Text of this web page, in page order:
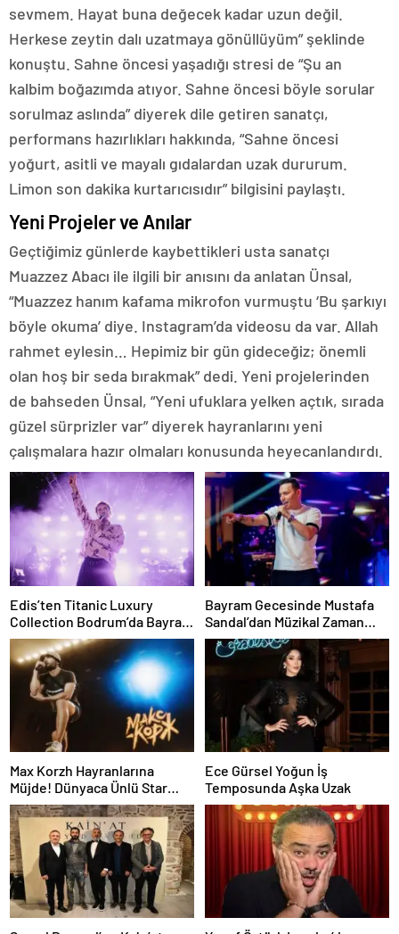
sevmem. Hayat buna değecek kadar uzun değil.
Herkese zeytin dalı uzatmaya gönüllüyüm” şeklinde
konuştu. Sahne öncesi yaşadığı stresi de “Şu an
kalbim boğazımda atıyor. Sahne öncesi böyle sorular
sorulmaz aslında” diyerek dile getiren sanatçı,
performans hazırlıkları hakkında, “Sahne öncesi
yoğurt, asitli ve mayalı gıdalardan uzak dururum.
Limon son dakika kurtarıcısıdır” bilgisini paylaştı.
Yeni Projeler ve Anılar
Geçtiğimiz günlerde kaybettikleri usta sanatçı
Muazzez Abacı ile ilgili bir anısını da anlatan Ünsal,
“Muazzez hanım kafama mikrofon vurmuştu ‘Bu şarkıyı
böyle okuma’ diye. Instagram’da videosu da var. Allah
rahmet eylesin… Hepimiz bir gün gideceğiz; önemli
olan hoş bir seda bırakmak” dedi. Yeni projelerinden
de bahseden Ünsal, “Yeni ufuklara yelken açtık, sırada
güzel sürprizler var” diyerek hayranlarını yeni
çalışmalara hazır olmaları konusunda heyecanlandırdı.
Edis’ten Titanic Luxury
Collection Bodrum’da Bayram
Gecesine Damga Vuran
Performans
Bayram Gecesinde Mustafa
Sandal’dan Müzikal Zaman
Yolculuğu
Max Korzh Hayranlarına
Müjde! Dünyaca Ünlü Star
İstanbul’da Canlı
Performansla Hayranlarıyla
Buluşuyor
Ece Gürsel Yoğun İş
Temposunda Aşka Uzak